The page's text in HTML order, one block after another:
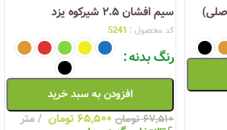
سیم افشان ۲.۵ شیرکوه یزد
کد محصول : 5241
رنگ بدنه
افزودن به سبد خرید
۶۷,۵۱۰ تومان ۶۵,۵۰۰تومان متر